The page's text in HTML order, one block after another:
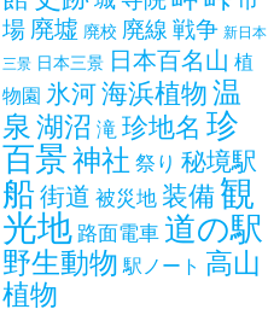
場 廃墟 廃校 廃線戦争 新日本
三景 日本三景 日本百名山 植
物園 氷河海浜植物温
泉湖沼 滝珍地名 珍
百景神社 祭り 秘境駅
船街道 被災地装備観
光地 路面電車道の駅
野生動物 駅ノート 高山
植物